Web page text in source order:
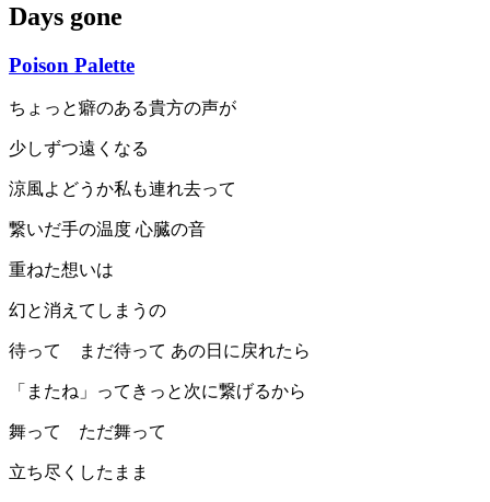
Days gone
Poison Palette
ちょっと癖のある貴方の声が
少しずつ遠くなる
涼風よどうか私も連れ去って
繋いだ手の温度 心臓の音
重ねた想いは
幻と消えてしまうの
待って まだ待って あの日に戻れたら
「またね」ってきっと次に繋げるから
舞って ただ舞って
立ち尽くしたまま